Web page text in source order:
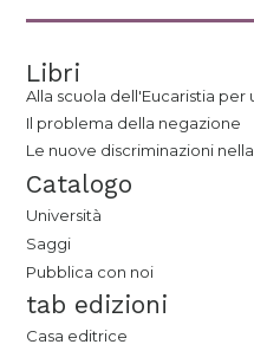
Libri
Alla scuola dell'Eucaristia per
Il problema della negazione
Le nuove discriminazioni
Catalogo
Università
Saggi
Pubblica con noi
tab edizioni
Casa editrice